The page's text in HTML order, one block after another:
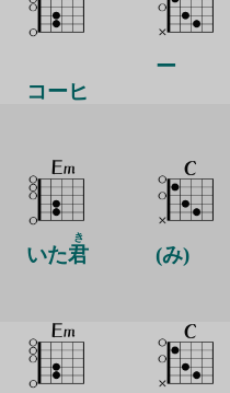
コーヒ
ー
いた君
き
(み)